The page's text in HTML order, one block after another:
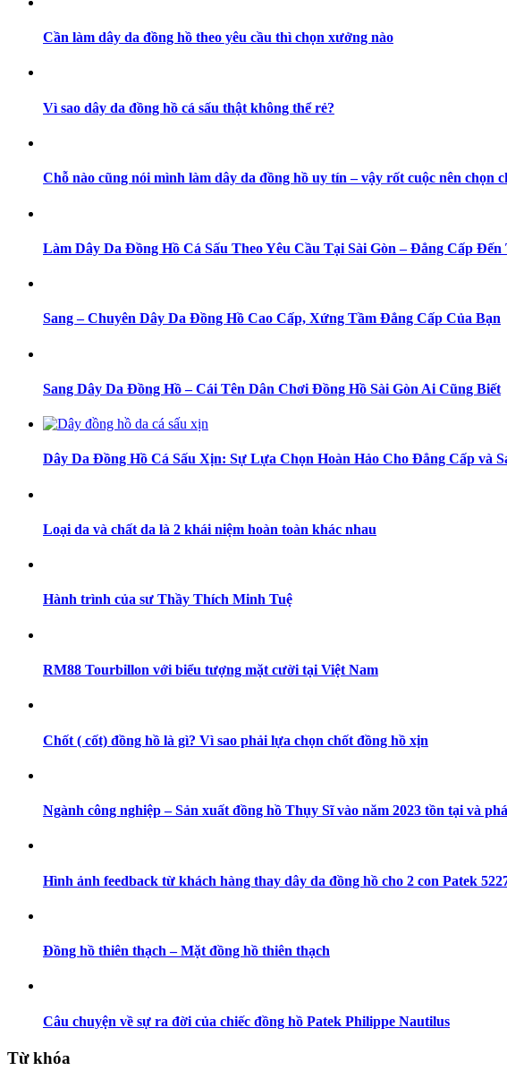
Cần làm dây da đồng hồ theo yêu cầu thì chọn xưởng nào
Vì sao dây da đồng hồ cá sấu thật không thể rẻ?
Chỗ nào cũng nói mình làm dây da đồng hồ uy tín – vậy rốt cuộc nên chọn
Làm Dây Da Đồng Hồ Cá Sấu Theo Yêu Cầu Tại Sài Gòn – Đẳng Cấp
Sang – Chuyên Dây Da Đồng Hồ Cao Cấp, Xứng Tầm Đẳng Cấp Của Bạn
Sang Dây Da Đồng Hồ – Cái Tên Dân Chơi Đồng Hồ Sài Gòn Ai Cũng Biết
Dây Da Đồng Hồ Cá Sấu Xịn: Sự Lựa Chọn Hoàn Hảo Cho Đẳng Cấp và
Loại da và chất da là 2 khái niệm hoàn toàn khác nhau
Hành trình của sư Thầy Thích Minh Tuệ
RM88 Tourbillon với biểu tượng mặt cười tại Việt Nam
Chốt ( cốt) đồng hồ là gì? Vì sao phải lựa chọn chốt đồng hồ xịn
Ngành công nghiệp – Sản xuất đồng hồ Thụy Sĩ vào năm 2023 tồn tại và
Hình ảnh feedback từ khách hàng thay dây da đồng hồ cho 2 con Patek
Đồng hồ thiên thạch – Mặt đồng hồ thiên thạch
Câu chuyện về sự ra đời của chiếc đồng hồ Patek Philippe Nautilus
Từ khóa